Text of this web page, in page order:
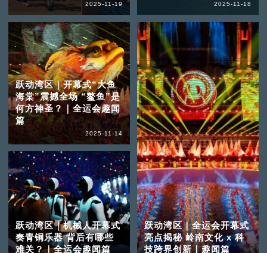
2025-11-19 2025-11-18
跃动湾区｜开幕式“大鱼
海棠”震撼全场 “鳌鱼”是
何方神圣？｜全运会趣闻
篇
2025-11-14
跃动湾区｜机械人开幕式
奏青铜乐器 背后有哪些
难关？｜全运会趣闻篇
跃动湾区｜全运会开幕式
亮点揭秘 岭南文化 x 科
技跨界创新｜趣闻篇